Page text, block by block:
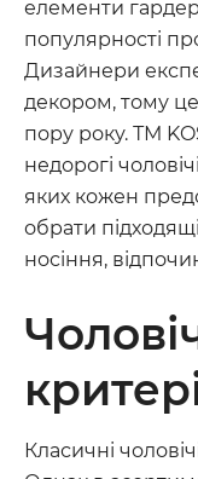
елементи
популярності
Дизайнери
декором, тому
пору року. ТМ
недорогі
яких кожен
обрати
носіння,
Класичні